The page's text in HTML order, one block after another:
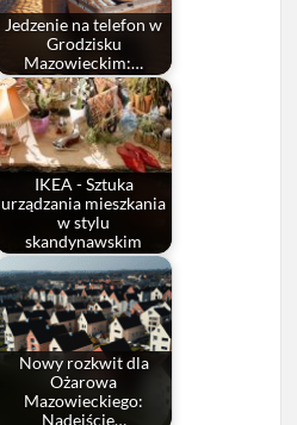
Jedzenie na telefon w
Grodzisku
Mazowieckim:…
IKEA - Sztuka
urządzania mieszkania
w stylu
skandynawskim
Nowy rozkwit dla
Ożarowa
Mazowieckiego:
Nadejście…